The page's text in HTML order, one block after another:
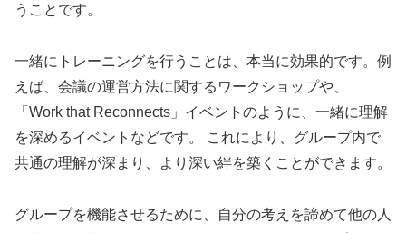
うことです。
一緒にトレーニングを行うことは、本当に効果的です。例
えば、会議の運営方法に関するワークショップや、
「Work that Reconnects」イベントのように、一緒に理解
を深めるイベントなどです。 これにより、グループ内で
共通の理解が深まり、より深い絆を築くことができます。
グループを機能させるために、自分の考えを諦めて他の人